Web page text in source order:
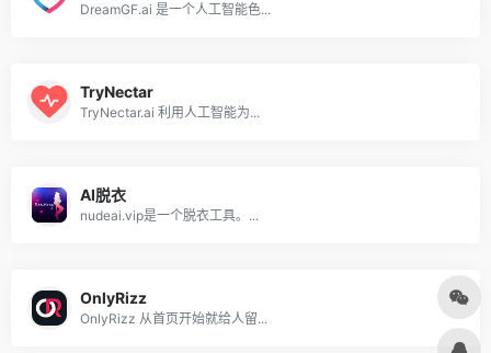
DreamGF.ai 是一个人工智能色...
TryNectar
TryNectar.ai 利用人工智能为...
AI脱衣
nudeai.vip是一个脱衣工具。...
OnlyRizz
OnlyRizz 从首页开始就给人留...